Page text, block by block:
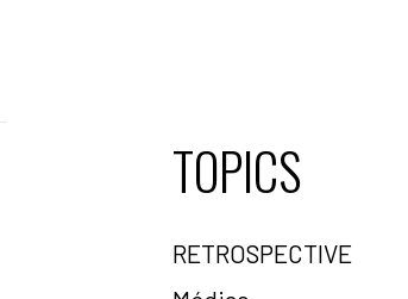
TOPICS
RETROSPECTIVE